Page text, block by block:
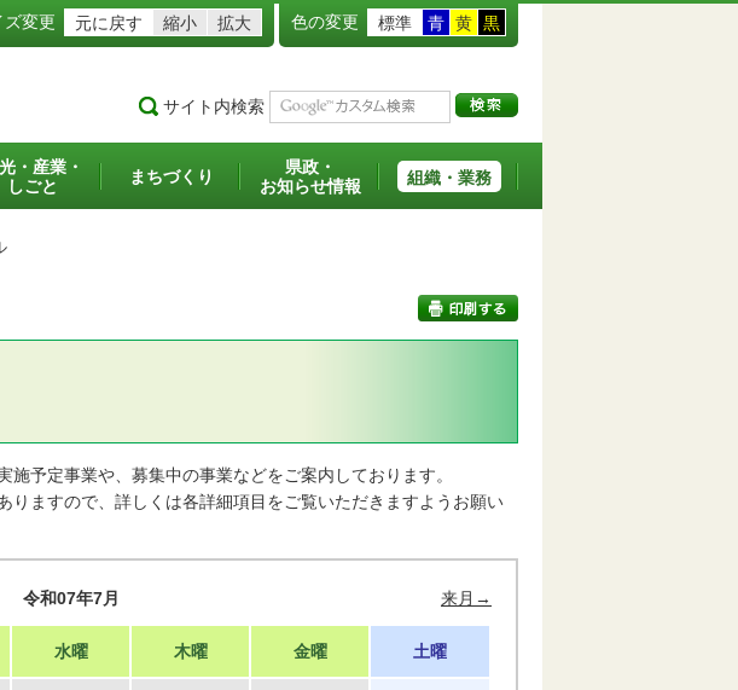
ズ変更 元に戻す 縮小 拡大 色の変更 標準 青 黄 黒
サイト内検索
・産業・
しごと
まちづくり
県政・
お知らせ情報
組織・業務
予定事業や、募集中の事業などをご案内しております。
ますので、詳しくは各詳細項目をご覧いただきますようお願い
令和07年7月 来月→
水曜 木曜 金曜 土曜